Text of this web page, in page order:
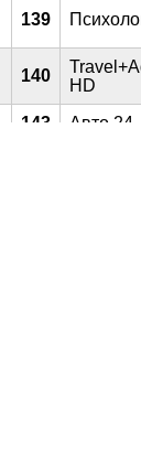
139
140
HD
143 Авто 24